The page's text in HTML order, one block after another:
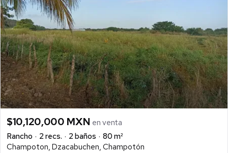
$10,120,000 MXN en venta
Rancho
2 recs. 2 baños
80 m²
Champoton, Dzacabuchen, Champotón